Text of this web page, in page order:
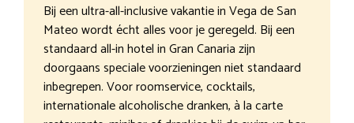
Bij een ultra-all-inclusive vakantie in Vega de San
Mateo wordt écht alles voor je geregeld. Bij een
standaard all-in hotel in Gran Canaria zijn
doorgaans speciale voorzieningen niet standaard
inbegrepen. Voor roomservice, cocktails,
internationale alcoholische dranken, à la carte